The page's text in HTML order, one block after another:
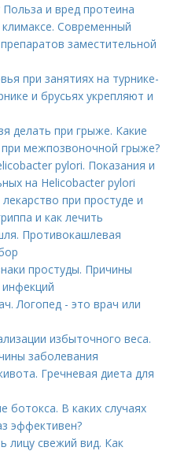
и вред протеина
Современный
заместительной
при занятиях на турнике-
и брусьях укрепляют и
делать при грыже. Какие
межпозвоночной грыже?
pylori. Показания и
на Helicobacter pylori
при простуде и
и как лечить
Противокашлевая
простуды. Причины
Логопед - это врач или
избыточного веса.
заболевания
Гречневая диета для
ботокса. В каких случаях
эффективен?
лицу свежий вид. Как